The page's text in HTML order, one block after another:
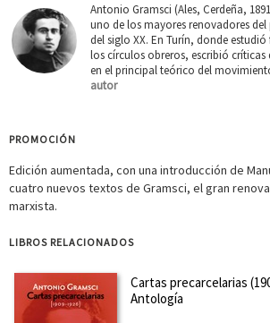
Antonio Gramsci (Ales, Cerdeña,
uno de los mayores renovadores
del siglo XX. En Turín, donde
los círculos obreros, escribió
en el principal teórico del
autor
PROMOCIÓN
Edición aumentada, con una introducción de
cuatro nuevos textos de Gramsci, el gran
marxista.
LIBROS RELACIONADOS
Cartas precarcelarias
Antología